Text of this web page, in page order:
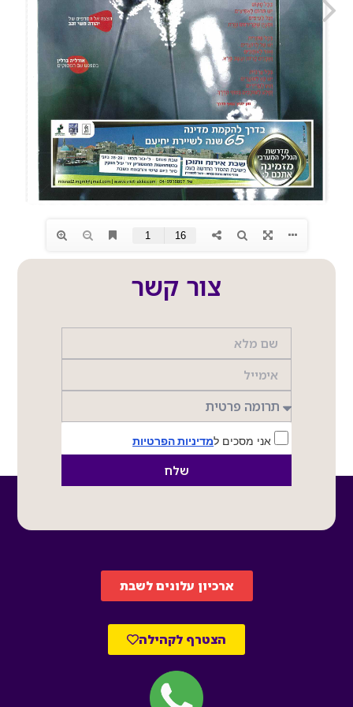
צור קשר
אני מסכים למדיניות הפרטיות
שלח
ארכיון עלונים לשבת
הצטרף לקהילה